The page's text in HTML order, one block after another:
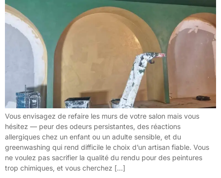
Vous envisagez de refaire les murs de votre salon mais vous
hésitez — peur des odeurs persistantes, des réactions
allergiques chez un enfant ou un adulte sensible, et du
greenwashing qui rend difficile le choix d’un artisan fiable. Vous
ne voulez pas sacrifier la qualité du rendu pour des peintures
trop chimiques, et vous cherchez […]